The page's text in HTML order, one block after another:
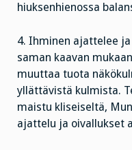
hiuksenhienossa
4. Ihminen ajattelee
saman kaavan
muuttaa tuota
yllättävistä kulmista.
maistu kliseiseltä,
ajattelu ja oivallukset